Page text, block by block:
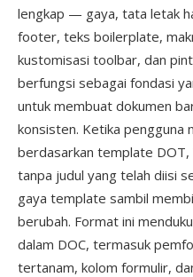
lengkap — gaya, tata letak
footer, teks boilerplate,
kustomisasi toolbar, dan
berfungsi sebagai fondasi
untuk membuat dokumen
konsisten. Ketika pengguna
berdasarkan template DOT,
tanpa judul yang telah diisi
gaya template sambil
berubah. Format ini
dalam DOC, termasuk
tertanam, kolom formulir,